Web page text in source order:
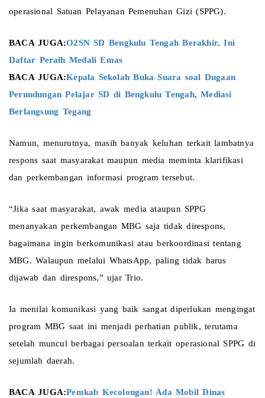
operasional Satuan Pelayanan Pemenuhan Gizi (SPPG).
BACA JUGA:O2SN SD Bengkulu Tengah Berakhir, Ini
Daftar Peraih Medali Emas
BACA JUGA:Kepala Sekolah Buka Suara soal Dugaan
Perundungan Pelajar SD di Bengkulu Tengah, Mediasi
Berlangsung Tegang
Namun, menurutnya, masih banyak keluhan terkait lambatnya
respons saat masyarakat maupun media meminta klarifikasi
dan perkembangan informasi program tersebut.
“Jika saat masyarakat, awak media ataupun SPPG
menanyakan perkembangan MBG saja tidak direspons,
bagaimana ingin berkomunikasi atau berkoordinasi tentang
MBG. Walaupun melalui WhatsApp, paling tidak harus
dijawab dan direspons,” ujar Trio.
Ia menilai komunikasi yang baik sangat diperlukan mengingat
program MBG saat ini menjadi perhatian publik, terutama
setelah muncul berbagai persoalan terkait operasional SPPG di
sejumlah daerah.
BACA JUGA:Pemkab Kecolongan! Ada Mobil Dinas